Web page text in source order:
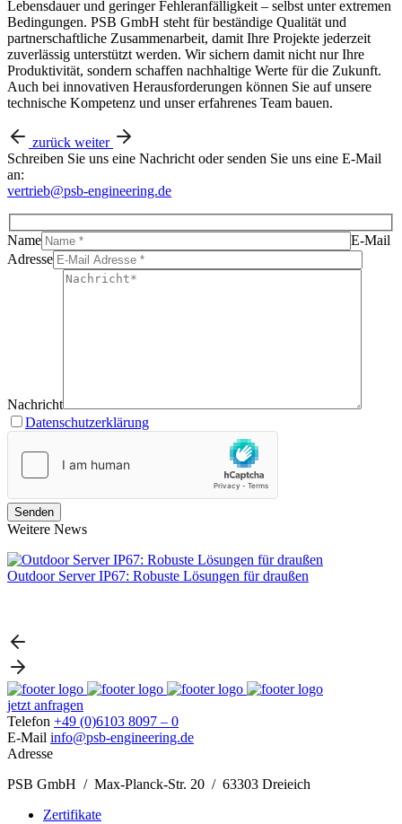
Lebensdauer und geringer Fehleranfälligkeit – selbst unter extremen
Bedingungen. PSB GmbH steht für beständige Qualität und
partnerschaftliche Zusammenarbeit, damit Ihre Projekte jederzeit
zuverlässig unterstützt werden. Wir sichern damit nicht nur Ihre
Produktivität, sondern schaffen nachhaltige Werte für die Zukunft.
Auch bei innovativen Herausforderungen können Sie auf unsere
technische Kompetenz und unser erfahrenes Team bauen.
zurück weiter
Schreiben Sie uns eine Nachricht oder senden Sie uns eine E-Mail
an:
vertrieb@psb-engineering.de
Name
E-Mail
Adresse
Nachricht
Datenschutzerklärung
Weitere News
Outdoor Server IP67: Robuste Lösungen für draußen
jetzt anfragen
Telefon +49 (0)6103 8097 – 0
E-Mail info@psb-engineering.de
Adresse
PSB GmbH / Max-Planck-Str. 20 / 63303 Dreieich
Zertifikate